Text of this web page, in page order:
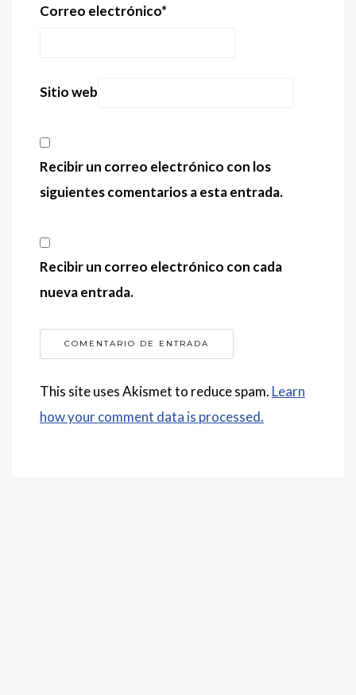
Correo electrónico*
Sitio web
Recibir un correo electrónico con los
siguientes comentarios a esta entrada.
Recibir un correo electrónico con cada
nueva entrada.
This site uses Akismet to reduce spam. Learn
how your comment data is processed.